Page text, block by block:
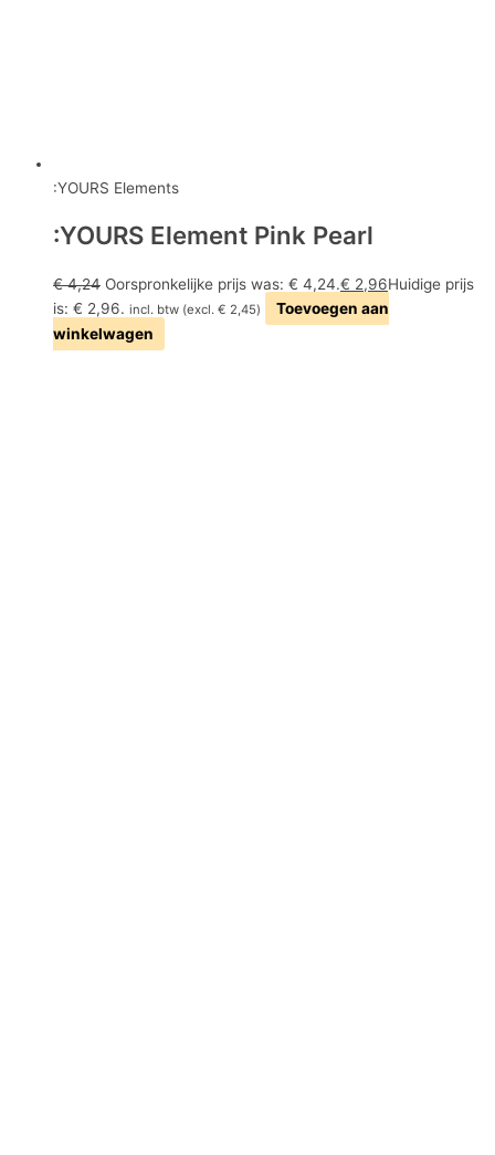
:YOURS Elements
:YOURS Element Pink Pearl
€4,24 Oorspronkelijke prijs was: € 4,24.€ 2,96Huidige prijs
is: € 2,96. incl. btw (excl. € 2,45)
Toevoegen aan
winkelwagen